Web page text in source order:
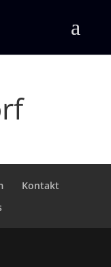
Kontakt